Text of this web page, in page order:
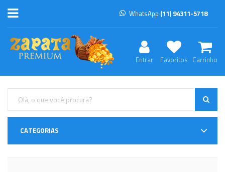
WhatsApp (11) 94311-5718
Entrar Favoritos Carrinho
CATEGORIAS